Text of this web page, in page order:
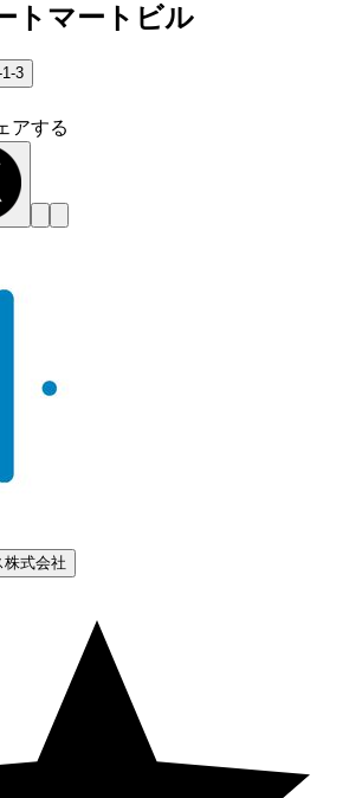
トマートビル
3
アする
株式会社